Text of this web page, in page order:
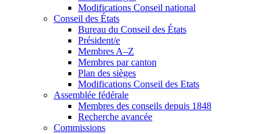
Modifications Conseil national
Conseil des États
Bureau du Conseil des États
Président/e
Membres A–Z
Membres par canton
Plan des sièges
Modifications Conseil des Etats
Assemblée fédérale
Membres des conseils depuis 1848
Recherche avancée
Commissions